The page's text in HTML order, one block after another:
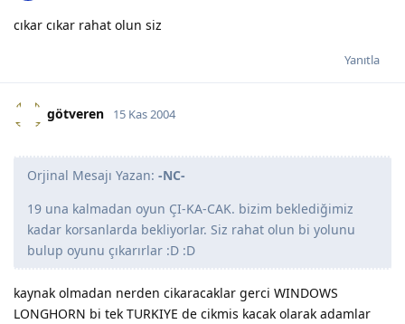
cıkar cıkar rahat olun siz
Yanıtla
götveren 15 Kas 2004
Orjinal Mesajı Yazan: -NC-
19 una kalmadan oyun ÇI-KA-CAK. bizim beklediğimiz
kadar korsanlarda bekliyorlar. Siz rahat olun bi yolunu
bulup oyunu çıkarırlar :D :D
kaynak olmadan nerden cikaracaklar gerci WINDOWS
LONGHORN bi tek TURKIYE de cikmis kacak olarak adamlar